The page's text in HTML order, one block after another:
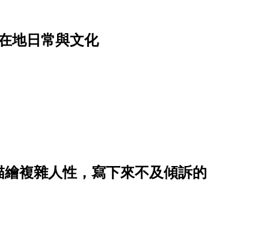
地日常與文化
複雜人性，寫下來不及傾訴的